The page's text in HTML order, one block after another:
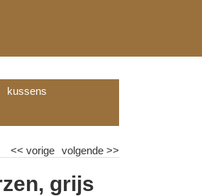
(
kussens
volgende>>
<< vorige
grijs